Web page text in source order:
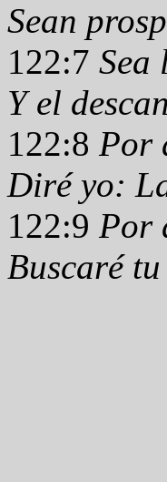
Sean
122:7 Sea
Y el
122:8 Por
Diré yo:
122:9 Por
Buscaré